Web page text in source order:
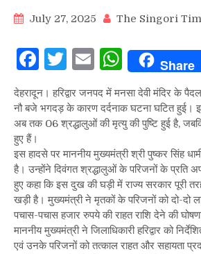
July 27, 2025 The Singori
Facebook
Twitter
Email Share
देहरादून। हरिद्वार जनपद में मनसा देवी मंदिर के पैदल
नौ बजे भगदड़ के कारण दर्दनाक घटना घटित हुई।
अब तक 06 श्रद्धालुओं की मृत्यु की पुष्टि हुई है,
हुए हैं।
इस हादसे पर माननीय मुख्यमंत्री श्री पुष्कर सिंह
है। उन्होंने दिवंगत श्रद्धालुओं के परिजनों के प्रति
हुए कहा कि इस दुख की घड़ी में राज्य सरकार पूरी
खड़ी है। मुख्यमंत्री ने मृतकों के परिजनों को दो-दो
पचास-पचास हजार रुपये की राहत राशि देने की
माननीय मुख्यमंत्री ने जिलाधिकारी हरिद्वार को
एवं उनके परिजनों को तत्काल राहत और सहायता